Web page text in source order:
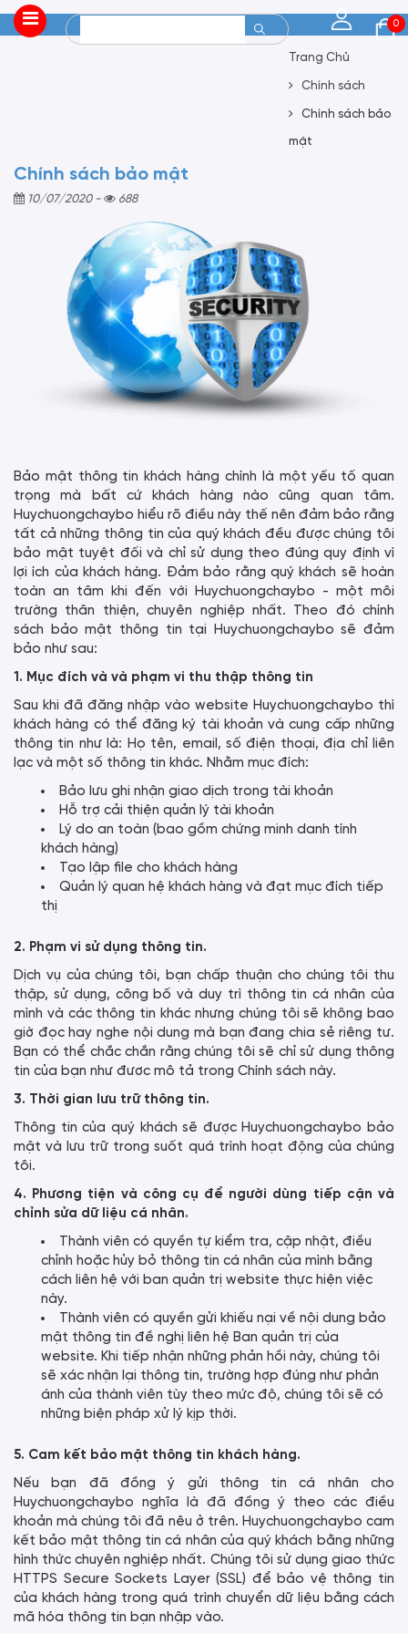
0
Trang Chủ
Chính sách
Chính sách bảo
mật
Chính sách bảo mật
10/07/2020 - 688
Bảo mật thông tin khách hàng chính là một yếu tố quan
trọng mà bất cứ khách hàng nào cũng quan tâm.
Huychuongchaybo hiểu rõ điều này thế nên đảm bảo rằng
tất cả những thông tin của quý khách đều được chúng tôi
bảo mật tuyệt đối và chỉ sử dụng theo đúng quy định vì
lợi ích của khách hàng. Đảm bảo rằng quý khách sẽ hoàn
toàn an tâm khi đến với Huychuongchaybo - một môi
trường thân thiện, chuyên nghiệp nhất. Theo đó chính
sách bảo mật thông tin tại Huychuongchaybo sẽ đảm
bảo như sau:
1. Mục đích và và phạm vi thu thập thông tin
Sau khi đã đăng nhập vào website Huychuongchaybo thì
khách hàng có thể đăng ký tài khoản và cung cấp những
thông tin như là: Họ tên, email, số điện thoại, địa chỉ liên
lạc và một số thông tin khác. Nhằm mục đích:
Bảo lưu ghi nhận giao dịch trong tài khoản
Hỗ trợ cải thiện quản lý tài khoản
Lý do an toàn (bao gồm chứng minh danh tính
khách hàng)
Tạo lập file cho khách hàng
Quản lý quan hệ khách hàng và đạt mục đích tiếp
thị
2. Phạm vi sử dụng thông tin.
Dịch vụ của chúng tôi, bạn chấp thuận cho chúng tôi thu
thập, sử dụng, công bố và duy trì thông tin cá nhân của
mình và các thông tin khác nhưng chúng tôi sẽ không bao
giờ đọc hay nghe nội dung mà bạn đang chia sẻ riêng tư.
Bạn có thể chắc chắn rằng chúng tôi sẽ chỉ sử dụng thông
tin của bạn như đươc mô tả trong Chính sách này.
3. Thời gian lưu trữ thông tin.
Thông tin của quý khách sẽ được Huychuongchaybo bảo
mật và lưu trữ trong suốt quá trình hoạt động của chúng
tôi.
4. Phương tiện và công cụ để người dùng tiếp cận và
chỉnh sửa dữ liệu cá nhân.
Thành viên có quyền tự kiểm tra, cập nhật, điều
chỉnh hoặc hủy bỏ thông tin cá nhân của mình bằng
cách liên hệ với ban quản trị website thực hiện việc
này.
Thành viên có quyền gửi khiếu nại về nội dung bảo
mật thông tin đề nghị liên hệ Ban quản trị của
website. Khi tiếp nhận những phản hồi này, chúng tôi
sẽ xác nhận lại thông tin, trường hợp đúng như phản
ánh của thành viên tùy theo mức độ, chúng tôi sẽ có
những biện pháp xử lý kịp thời.
5. Cam kết bảo mật thông tin khách hàng.
Nếu bạn đã đồng ý gửi thông tin cá nhân cho
Huychuongchaybo nghĩa là đã đồng ý theo các điều
khoản mà chúng tôi đã nêu ở trên. Huychuongchaybo cam
kết bảo mật thông tin cá nhân của quý khách bằng những
hình thức chuyên nghiệp nhất. Chúng tôi sử dụng giao thức
HTTPS Secure Sockets Layer (SSL) để bảo vệ thông tin
của khách hàng trong quá trình chuyển dữ liệu bằng cách
mã hóa thông tin bạn nhập vào.